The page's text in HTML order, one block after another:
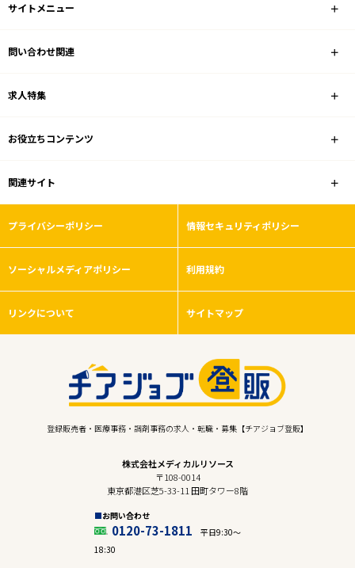
サイトメニュー
問い合わせ関連
求人特集
お役立ちコンテンツ
関連サイト
プライバシーポリシー 情報セキュリティポリシー
ソーシャルメディアポリシー 利用規約
リンクについて サイトマップ
登録販売者・医療事務・調剤事務の求人・転職・募集【チアジョブ登販】
株式会社メディカルリソース
〒108-0014
東京都港区芝5-33-11 田町タワー8階
お問い合わせ
0120-73-1811
平日9:30〜
18:30